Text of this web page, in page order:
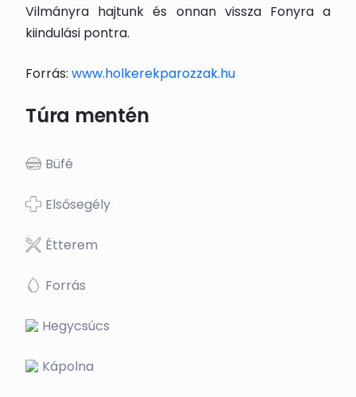
Vilmányra hajtunk és onnan vissza Fonyra a
kiindulási pontra.
Forrás: www.holkerekparozzak.hu
Túra mentén
Büfé
Elsősegély
Étterem
Forrás
Hegycsúcs
Kápolna